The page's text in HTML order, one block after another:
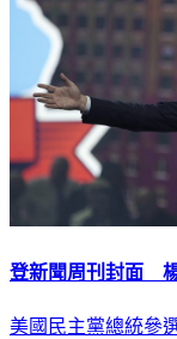
登新聞周刊封面
美國民主黨總統參